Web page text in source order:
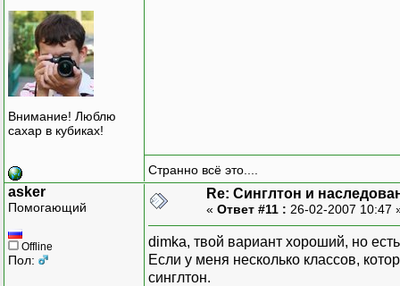
};
// Базовый абстрактный
template<classT>
class Protocol:
public Singleton
Внимание! Люблю
сахар в кубиках!
Странно всё это....
asker
Помогающий
Offline
Пол:
Re: Синглтон и
« Ответ #11 : 26-02-2007 10:47
dimka, твой вариант хороший, но
Если у меня несколько классов,
синглтон.